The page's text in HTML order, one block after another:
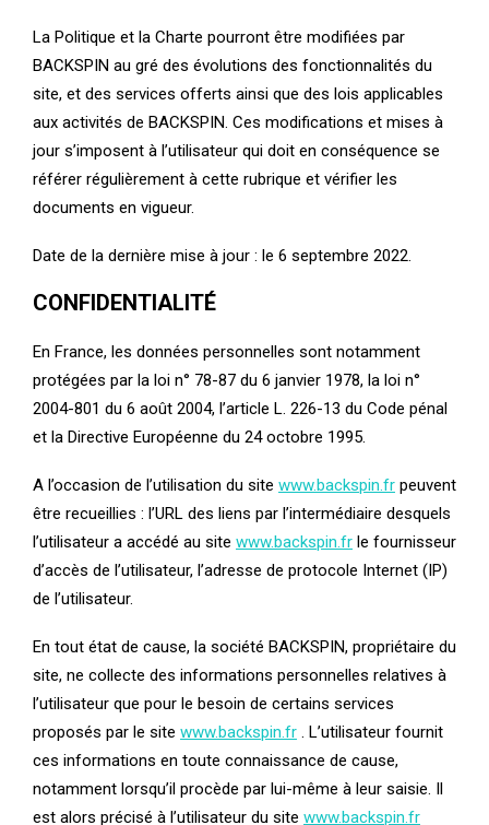
La Politique et la Charte pourront être modifiées par
BACKSPIN au gré des évolutions des fonctionnalités du
site, et des services offerts ainsi que des lois applicables
aux activités de BACKSPIN. Ces modifications et mises à
jour s’imposent à l’utilisateur qui doit en conséquence se
référer régulièrement à cette rubrique et vérifier les
documents en vigueur.
Date de la dernière mise à jour : le 6 septembre 2022.
CONFIDENTIALITÉ
En France, les données personnelles sont notamment
protégées par la loi n° 78-87 du 6 janvier 1978, la loi n°
2004-801 du 6 août 2004, l’article L. 226-13 du Code pénal
et la Directive Européenne du 24 octobre 1995.
A l’occasion de l’utilisation du site www.backspin.fr peuvent
être recueillies : l’URL des liens par l’intermédiaire desquels
l’utilisateur a accédé au site www.backspin.fr le fournisseur
d’accès de l’utilisateur, l’adresse de protocole Internet (IP)
de l’utilisateur.
En tout état de cause, la société BACKSPIN, propriétaire du
site, ne collecte des informations personnelles relatives à
l’utilisateur que pour le besoin de certains services
proposés par le site www.backspin.fr . L’utilisateur fournit
ces informations en toute connaissance de cause,
notamment lorsqu’il procède par lui-même à leur saisie. Il
est alors précisé à l’utilisateur du site www.backspin.fr